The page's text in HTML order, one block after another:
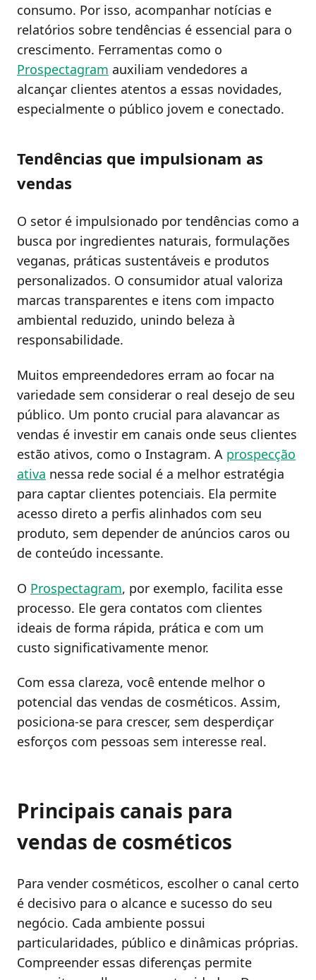
consumo. Por isso, acompanhar notícias e
relatórios sobre tendências é essencial para o
crescimento. Ferramentas como o
Prospectagram auxiliam vendedores a
alcançar clientes atentos a essas novidades,
especialmente o público jovem e conectado.
Tendências que impulsionam as
vendas
O setor é impulsionado por tendências como a
busca por ingredientes naturais, formulações
veganas, práticas sustentáveis e produtos
personalizados. O consumidor atual valoriza
marcas transparentes e itens com impacto
ambiental reduzido, unindo beleza à
responsabilidade.
Muitos empreendedores erram ao focar na
variedade sem considerar o real desejo de seu
público. Um ponto crucial para alavancar as
vendas é investir em canais onde seus clientes
estão ativos, como o Instagram. A prospecção
ativa nessa rede social é a melhor estratégia
para captar clientes potenciais. Ela permite
acesso direto a perfis alinhados com seu
produto, sem depender de anúncios caros ou
de conteúdo incessante.
O Prospectagram, por exemplo, facilita esse
processo. Ele gera contatos com clientes
ideais de forma rápida, prática e com um
custo significativamente menor.
Com essa clareza, você entende melhor o
potencial das vendas de cosméticos. Assim,
posiciona-se para crescer, sem desperdiçar
esforços com pessoas sem interesse real.
Principais canais para
vendas de cosméticos
Para vender cosméticos, escolher o canal certo
é decisivo para o alcance e sucesso do seu
negócio. Cada ambiente possui
particularidades, público e dinâmicas próprias.
Compreender essas diferenças permite